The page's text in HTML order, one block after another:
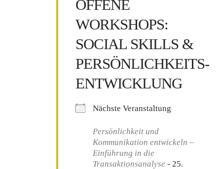
OFFENE
WORKSHOPS:
SOCIAL SKILLS &
PERSÖNLICHKEITS-
ENTWICKLUNG
Nächste Veranstaltung
Persönlichkeit und
Kommunikation entwickeln –
Einführung in die
Transaktionsanalyse - 25.